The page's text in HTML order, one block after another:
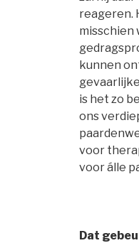
reageren.
misschien
kunnen
is het zo
ons
voor
voor álle
Dat